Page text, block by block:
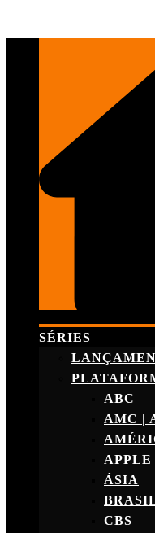
SÉRIES
ABC
AMC |
APPLE
ÁSIA
CBS